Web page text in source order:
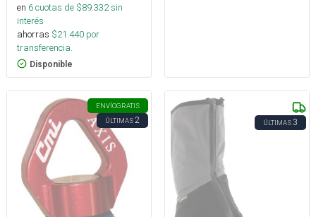
en 6cuotas de $89.332sin
interés
ahorras $21.440 por
transferencia.
Disponible
ENVÍOGRATIS
ÚLTIMAS2 ÚLTIMAS3